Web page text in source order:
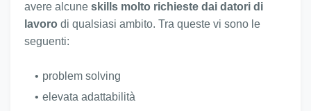
avere alcune skills molto richieste dai datori di
lavoro di qualsiasi ambito. Tra queste vi sono le
seguenti:
problem solving
elevata adattabilità